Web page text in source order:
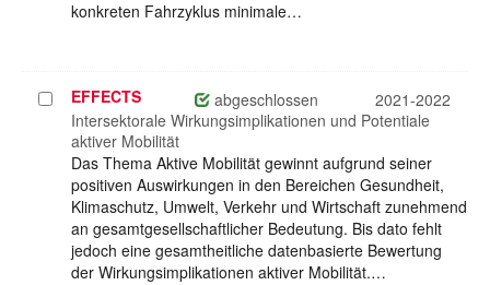
konkreten Fahrzyklus minimale…
Projekt
auswählen
EFFECTS abgeschlossen
2021-2022
Intersektorale Wirkungsimplikationen und Potentiale
aktiver Mobilität
Das Thema Aktive Mobilität gewinnt aufgrund seiner
positiven Auswirkungen in den Bereichen Gesundheit,
Klimaschutz, Umwelt, Verkehr und Wirtschaft zunehmend
an gesamtgesellschaftlicher Bedeutung. Bis dato fehlt
jedoch eine gesamtheitliche datenbasierte Bewertung
der Wirkungsimplikationen aktiver Mobilität.…